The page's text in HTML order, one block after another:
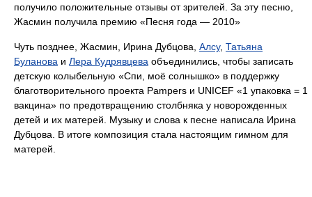
получило положительные отзывы от зрителей. За эту песню,
Жасмин получила премию «Песня года — 2010»
Чуть позднее, Жасмин, Ирина Дубцова, Алсу, Татьяна
Буланова и Лера Кудрявцева объединились, чтобы записать
детскую колыбельную «Спи, моё солнышко» в поддержку
благотворительного проекта Pampers и UNICEF «1 упаковка = 1
вакцина» по предотвращению столбняка у новорожденных
детей и их матерей. Музыку и слова к песне написала Ирина
Дубцова. В итоге композиция стала настоящим гимном для
матерей.